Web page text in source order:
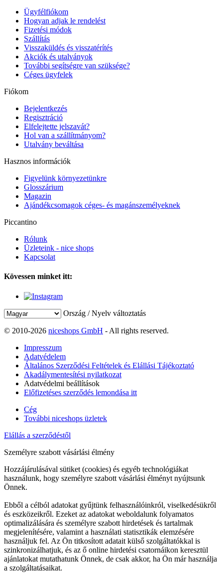
Ügyfélfiókom
Hogyan adjak le rendelést
Fizetési módok
Szállítás
Visszaküldés és visszatérítés
Akciók és utalványok
További segítségre van szüksége?
Céges ügyfelek
Fiókom
Bejelentkezés
Regisztráció
Elfelejtette jelszavát?
Hol van a szállítmányom?
Utalvány beváltása
Hasznos információk
Figyelünk környezetünkre
Glosszárium
Magazin
Ajándékcsomagok céges- és magánszemélyeknek
Piccantino
Rólunk
Üzleteink - nice shops
Kapcsolat
Kövessen minket itt:
Ország / Nyelv változtatás
© 2010-2026 niceshops GmbH - All rights reserved.
Impresszum
Adatvédelem
Általános Szerződési Feltételek és Elállási Tájékoztató
Akadálymentesítési nyilatkozat
Adatvédelmi beállítások
Előfizetéses szerződés lemondása itt
Cég
További niceshops üzletek
Elállás a szerződéstől
Személyre szabott vásárlási élmény
Hozzájárulásával sütiket (cookies) és egyéb technológiákat
használunk, hogy személyre szabott vásárlási élményt nyújtsunk
Önnek.
Ebből a célból adatokat gyűjtünk felhasználóinkról, viselkedésükről
és eszközeikről. Ezeket az adatokat weboldalunk folyamatos
optimalizálására és személyre szabott hirdetések és tartalmak
megjelenítésére, valamint a használati statisztikák elemzésére
használjuk fel. Az Ön titkosított adatait külső szolgáltatókkal is
szinkronizálhatjuk, és az ő online hirdetési csatornáikon keresztül
ajánlatokat mutathatunk Önnek, de csak akkor, ha Ön már használja
a szolgáltatásaikat.